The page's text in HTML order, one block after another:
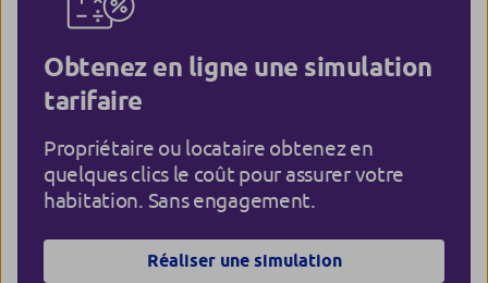
Obtenez en ligne une simulation
tarifaire
Propriétaire ou locataire obtenez en
quelques clics le coût pour assurer votre
habitation. Sans engagement.
Réaliser une simulation